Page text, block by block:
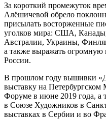
За короткий промежуток
Алёшичевой обрело
присылать восторженные
уголков мира: США,
Австралии, Украины,
а также выражать огромную
России.
В прошлом году вышивки
выставку на
Форуме в июне 2019 года, а
в Союзе Художников в
выставках в Сербии и во